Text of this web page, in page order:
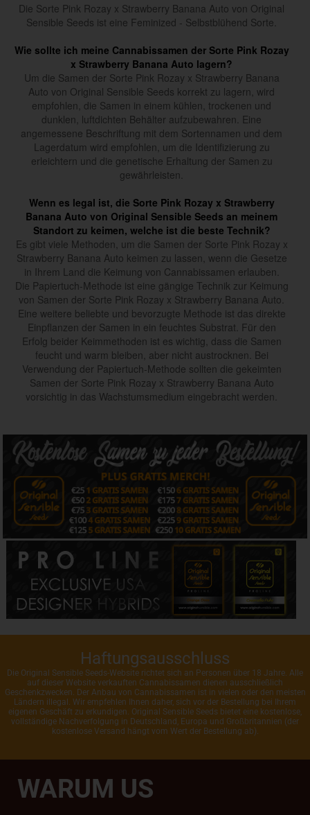
Die Sorte Pink Rozay x Strawberry Banana Auto von Original
Sensible Seeds ist eine Feminized - Selbstblühend Sorte.
Wie sollte ich meine Cannabissamen der Sorte Pink Rozay
x Strawberry Banana Auto lagern?
Um die Samen der Sorte Pink Rozay x Strawberry Banana
Auto von Original Sensible Seeds korrekt zu lagern, wird
empfohlen, die Samen in einem kühlen, trockenen und
dunklen, luftdichten Behälter aufzubewahren. Eine
angemessene Beschriftung mit dem Sortennamen und dem
Lagerdatum wird empfohlen, um die Identifizierung zu
erleichtern und die genetische Erhaltung der Samen zu
gewährleisten.
Wenn es legal ist, die Sorte Pink Rozay x Strawberry
Banana Auto von Original Sensible Seeds an meinem
Standort zu keimen, welche ist die beste Technik?
Es gibt viele Methoden, um die Samen der Sorte Pink Rozay x
Strawberry Banana Auto keimen zu lassen, wenn die Gesetze
in Ihrem Land die Keimung von Cannabissamen erlauben.
Die Papiertuch-Methode ist eine gängige Technik zur Keimung
von Samen der Sorte Pink Rozay x Strawberry Banana Auto.
Eine weitere beliebte und bevorzugte Methode ist das direkte
Einpflanzen der Samen in ein feuchtes Substrat. Für den
Erfolg beider Keimmethoden ist es wichtig, dass die Samen
feucht und warm bleiben, aber nicht austrocknen. Bei
Verwendung der Papiertuch-Methode sollten die gekeimten
Samen der Sorte Pink Rozay x Strawberry Banana Auto
vorsichtig in das Wachstumsmedium eingebracht werden.
Haftungsausschluss
Die Original Sensible Seeds-Website richtet sich an Personen über 18 Jahre. Alle
auf dieser Website verkauften Cannabissamen dienen ausschließlich
Geschenkzwecken. Der Anbau von Cannabissamen ist in vielen oder den meisten
Ländern illegal. Wir empfehlen Ihnen daher, sich vor der Bestellung bei Ihrem
eigenen Geschäft zu erkundigen. Original Sensible Seeds bietet eine kostenlose,
vollständige Nachverfolgung in Deutschland, Europa und Großbritannien (der
kostenlose Versand hängt vom Wert der Bestellung ab).
WARUM US